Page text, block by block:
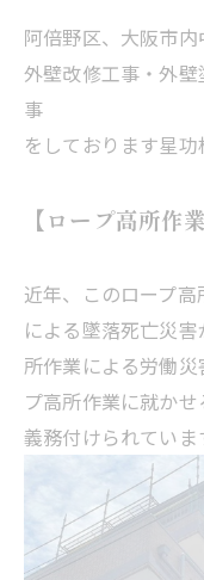
阿倍野区、大阪市
外壁改修工事・外
事
をしております星功
【ロープ高所作
近年、このロープ
による墜落死亡災
所作業による労働
プ高所作業に就か
義務付けられていま